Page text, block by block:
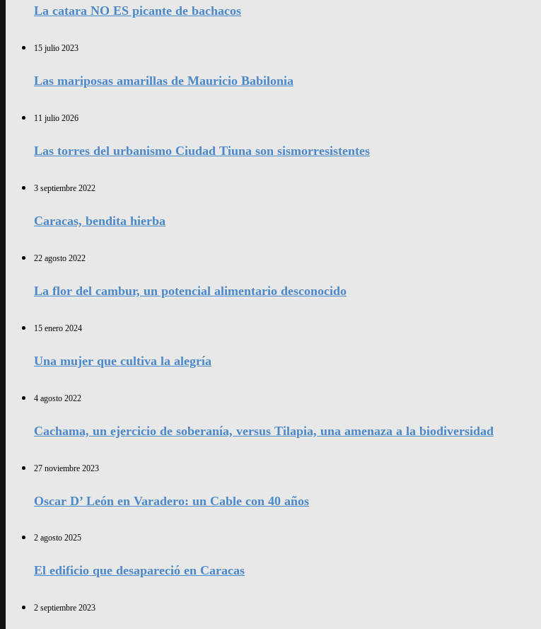
La catara NO ES picante de bachacos
15 julio 2023
Las mariposas amarillas de Mauricio Babilonia
11 julio 2026
Las torres del urbanismo Ciudad Tiuna son sismorresistentes
3 septiembre 2022
Caracas, bendita hierba
22 agosto 2022
La flor del cambur, un potencial alimentario desconocido
15 enero 2024
Una mujer que cultiva la alegría
4 agosto 2022
Cachama, un ejercicio de soberanía, versus Tilapia, una amenaza a la biodiversidad
27 noviembre 2023
Oscar D’ León en Varadero: un Cable con 40 años
2 agosto 2025
El edificio que desapareció en Caracas
2 septiembre 2023